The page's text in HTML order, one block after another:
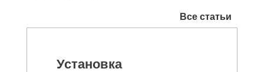
Все статьи
Установка